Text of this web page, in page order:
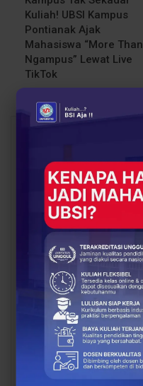
Kuliah! UBSI Kampus
Pontianak Ajak
Mahasiswa “More Than
Ngampus” Lewat Live
TikTok
BERITA
UBSI Gathering dan
Padel Day, Saatnya
Alumni UBSI Kampus
Pontianak Kembali
Bertemu
BERITA